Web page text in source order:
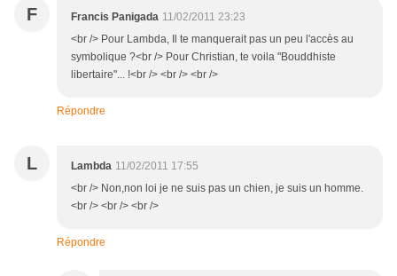
F Francis Panigada 11/02/2011 23:23
<br /> Pour Lambda, Il te manquerait pas un peu l'accès au
symbolique ?<br /> Pour Christian, te voila "Bouddhiste
libertaire"... !<br /> <br /> <br />
Répondre
L Lambda 11/02/2011 17:55
<br /> Non,non loi je ne suis pas un chien, je suis un homme.
<br /> <br /> <br />
Répondre